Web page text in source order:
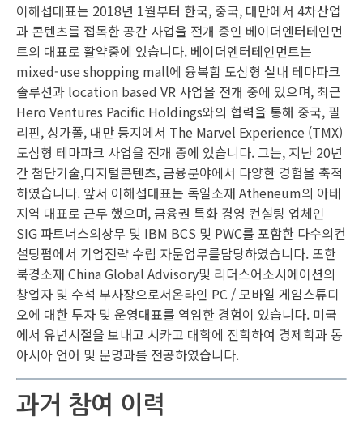
이해섭대표는 2018년 1월부터 한국, 중국, 대만에서 4차산업
과 콘텐츠를 접목한 공간 사업을 전개 중인 베이더엔터테인먼
트의 대표로 활약중에 있습니다. 베이더엔터테인먼트는
mixed-use shopping mall에 융복합 도심형 실내 테마파크
솔루션과 location based VR 사업을 전개 중에 있으며, 최근
Hero Ventures Pacific Holdings와의 협력을 통해 중국, 필
리핀, 싱가폴, 대만 등지에서 The Marvel Experience (TMX)
도심형 테마파크 사업을 전개 중에 있습니다. 그는, 지난 20년
간 첨단기술,디지털콘텐츠, 금융분야에서 다양한 경험을 축적
하였습니다. 앞서 이해섭대표는 독일소재 Atheneum의 아태
지역 대표로 근무 했으며, 금융권 특화 경영 컨설팅 업체인
SIG 파트너스의상무 및 IBM BCS 및 PWC를 포함한 다수의컨
설팅펌에서 기업전략 수립 자문업무를담당하였습니다. 또한
북경소재 China Global Advisory및 리더스어소시에이션의
창업자 및 수석 부사장으로서온라인 PC / 모바일 게임스튜디
오에 대한 투자 및 운영대표를 역임한 경험이 있습니다. 미국
에서 유년시절을 보내고 시카고 대학에 진학하여 경제학과 동
아시아 언어 및 문명과를 전공하였습니다.
과거 참여 이력